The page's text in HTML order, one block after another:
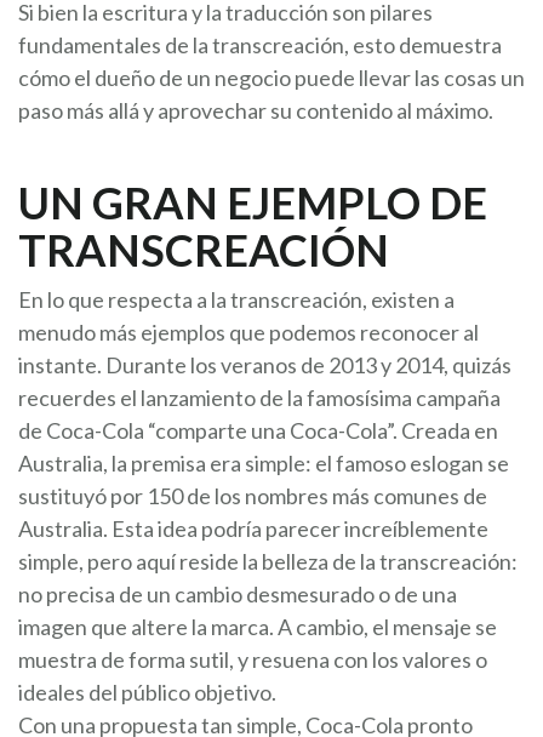
Si bien la escritura y la traducción son pilares
fundamentales de la transcreación, esto demuestra
cómo el dueño de un negocio puede llevar las cosas un
paso más allá y aprovechar su contenido al máximo.
UN GRAN EJEMPLO DE
TRANSCREACIÓN
En lo que respecta a la transcreación, existen a
menudo más ejemplos que podemos reconocer al
instante. Durante los veranos de 2013 y 2014, quizás
recuerdes el lanzamiento de la famosísima campaña
de Coca-Cola “comparte una Coca-Cola”. Creada en
Australia, la premisa era simple: el famoso eslogan se
sustituyó por 150 de los nombres más comunes de
Australia. Esta idea podría parecer increíblemente
simple, pero aquí reside la belleza de la transcreación:
no precisa de un cambio desmesurado o de una
imagen que altere la marca. A cambio, el mensaje se
muestra de forma sutil, y resuena con los valores o
ideales del público objetivo.
Con una propuesta tan simple, Coca-Cola pronto